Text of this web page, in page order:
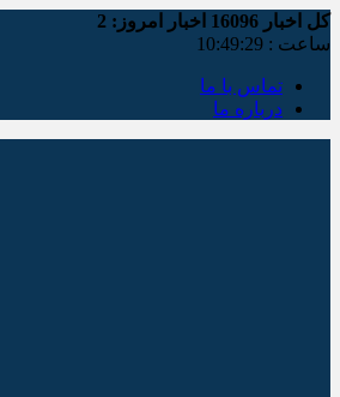
کل اخبار اخبار امروز: 2
ساعت : 10:49:29
تماس با ما
درباره ما